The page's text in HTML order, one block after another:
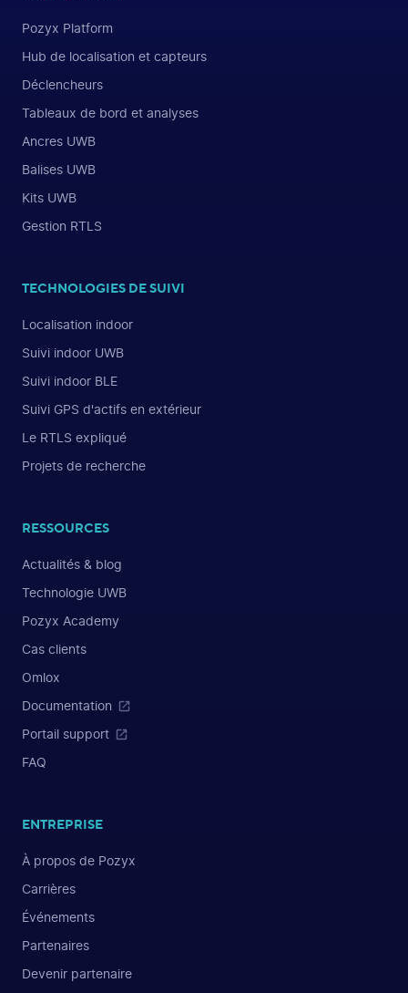
Pozyx Platform
Hub de localisation et capteurs
Déclencheurs
Tableaux de bord et analyses
Ancres UWB
Balises UWB
Kits UWB
Gestion RTLS
TECHNOLOGIES DE SUIVI
Localisation indoor
Suivi indoor UWB
Suivi indoor BLE
Suivi GPS d'actifs en extérieur
Le RTLS expliqué
Projets de recherche
RESSOURCES
Actualités & blog
Technologie UWB
Pozyx Academy
Cas clients
Omlox
Documentation
Portail support
FAQ
ENTREPRISE
À propos de Pozyx
Carrières
Événements
Partenaires
Devenir partenaire